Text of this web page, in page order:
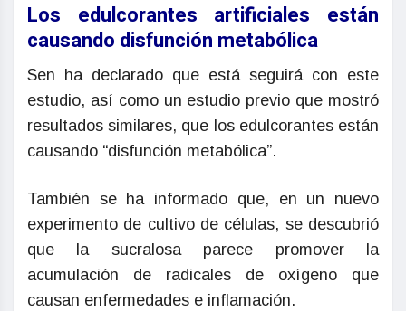
Los edulcorantes artificiales están
causando disfunción metabólica
Sen ha declarado que está seguirá con este
estudio, así como un estudio previo que mostró
resultados similares, que los edulcorantes están
causando “disfunción metabólica”.
También se ha informado que, en un nuevo
experimento de cultivo de células, se descubrió
que la sucralosa parece promover la
acumulación de radicales de oxígeno que
causan enfermedades e inflamación.